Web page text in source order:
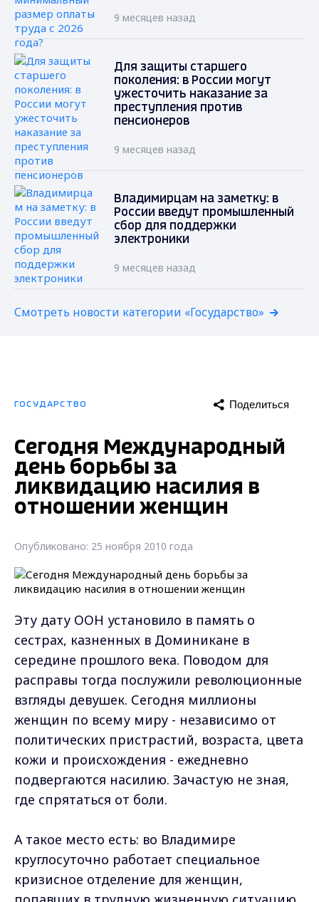
9 месяцев назад
Для защиты старшего
поколения: в России могут
ужесточить наказание за
преступления против
пенсионеров
9 месяцев назад
Владимирцам на заметку: в
России введут промышленный
сбор для поддержки
электроники
9 месяцев назад
Смотреть новости категории «Государство»
ГОСУДАРСТВО Поделиться
Сегодня Международный
день борьбы за
ликвидацию насилия в
отношении женщин
Опубликовано: 25 ноября 2010 года
Эту дату ООН установило в память о
сестрах, казненных в Доминикане в
середине прошлого века. Поводом для
расправы тогда послужили революционные
взгляды девушек. Сегодня миллионы
женщин по всему миру - независимо от
политических пристрастий, возраста, цвета
кожи и происхождения - ежедневно
подвергаются насилию. Зачастую не зная,
где спрятаться от боли.
А такое место есть: во Владимире
круглосуточно работает специальное
кризисное отделение для женщин,